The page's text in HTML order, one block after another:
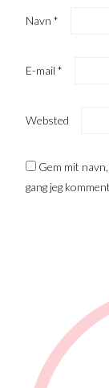
Navn*
E-mail*
Websted
Gem mit
gang jeg